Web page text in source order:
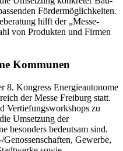
Fördermöglichkeiten.
hilft der „Messe-
von Produkten und Firmen
Kommunen
8. Kongress Energieautonome
der Messe Freiburg statt.
Vertiefungsworkshops zu
Umsetzung der
besonders bedeutsam sind.
Gewerbe,